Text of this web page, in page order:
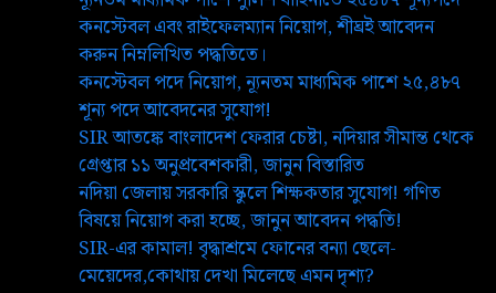
কনস্টেবল এবং রাইফেলম্যান নিয়োগ, শীঘ্রই আবেদন
করুন নিম্নলিখিত পদ্ধতিতে।
কনস্টেবল পদে নিয়োগ, ন্যূনতম মাধ্যমিক পাশে ২৫,৪৮৭
শূন্য পদে আবেদনের সুযোগ!
SIR আতঙ্কে বাংলাদেশ ফেরার চেষ্টা, নদিয়ার সীমান্ত থেকে
গ্রেপ্তার ১১ অনুপ্রবেশকারী, জানুন বিস্তারিত
নদিয়া জেলায় সরকারি স্কুলে শিক্ষকতার সুযোগ! গণিত
বিষয়ে নিয়োগ করা হচ্ছে, জানুন আবেদন পদ্ধতি!
SIR-এর কামাল! বৃদ্ধাশ্রমে ফোনের বন্যা ছেলে-
মেয়েদের,কোথায় দেখা মিলেছে এমন দৃশ্য?